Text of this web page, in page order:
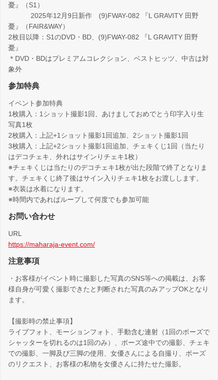
憂』（S1）
2025年12月9日新作 (9)FWAY-082 『L GRAVITY 田野
憂』（FAIR&WAY）
2枚目以降：S1のDVD・BD、(9)FWAY-082 『L GRAVITY 田野
憂』
＊DVD・BDはプレミアムコレクション、ベストヒッツ、中古は対
象外
参加特典
イベント参加特典
1枚購入：1ショット撮影1回、あけましておめでとう印字入り生
写真1枚
2枚購入：上記+1ショット撮影1回追加、2ショット撮影1回
3枚購入：上記+2ショット撮影1回追加、チェキくじ1回（当たり
はデコチェキ、外れはサインりチェキ1枚）
※チェキくじは当たりのデコチェキ1枚が出た段階で終了となりま
す。チェキくじ終了後はサイン入りチェキ1枚をお渡しします。
※衣装は水着になります。
※時間内であればループして何度でも参加可能
お問い合わせ
URL
https://maharaja-event.com/
注意事項
・お客様がイベント時に撮影した写真のSNS等への掲載は、お客
様自身が可愛く撮影できたと判断された写真のみアップOKとなり
ます。
【撮影時の禁止事項】
ライブフォト、モーションフォト、手動含む連射（1回のポーズで
シャッターを切れるのは1回のみ）、ポーズ途中での撮影、チェキ
での撮影、一脚及び三脚の使用、女優さんによる自撮り、ポーズ
のリクエスト、お客様の私物を女優さんに持たせた撮影。